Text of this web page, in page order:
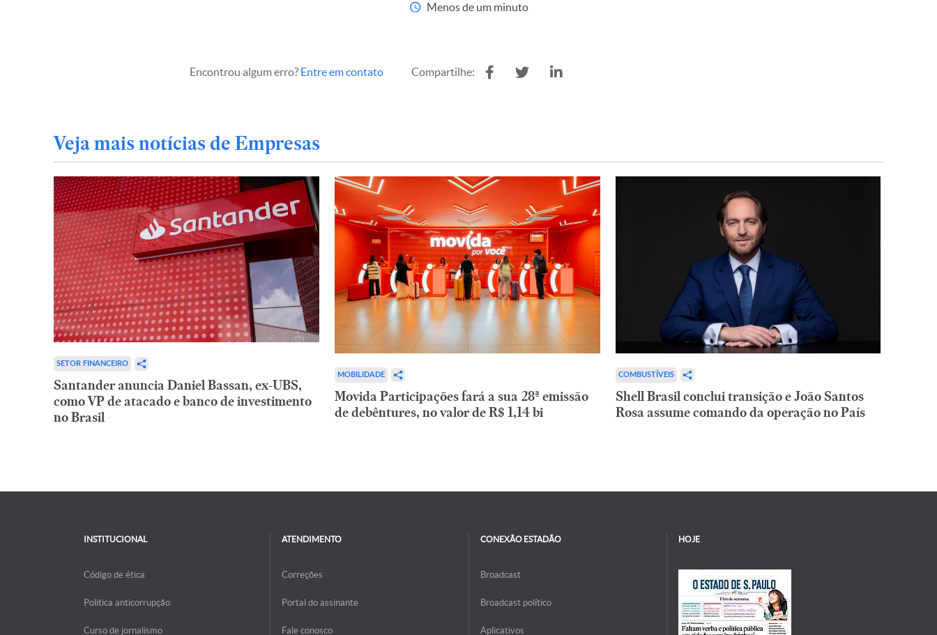
Menos de um minuto
Encontrou algum erro? Entre em contato Compartilhe:
Veja mais notícias de Empresas
SETOR FINANCEIRO
Santander anuncia Daniel Bassan, ex-UBS,
como VP de atacado e banco de investimento
no Brasil
MOBILIDADE
Movida Participações fará a sua 28ª emissão
de debêntures, no valor de R$ 1,14 bi
COMBUSTÍVEIS
Shell Brasil conclui transição e João Santos
Rosa assume comando da operação no País
INSTITUCIONAL
Código de ética
Politica anticorrupção
Curso de jornalismo
ATENDIMENTO
Correções
Portal do assinante
Fale conosco
CONEXÃO ESTADÃO
Broadcast
Broadcast político
Aplicativos
HOJE